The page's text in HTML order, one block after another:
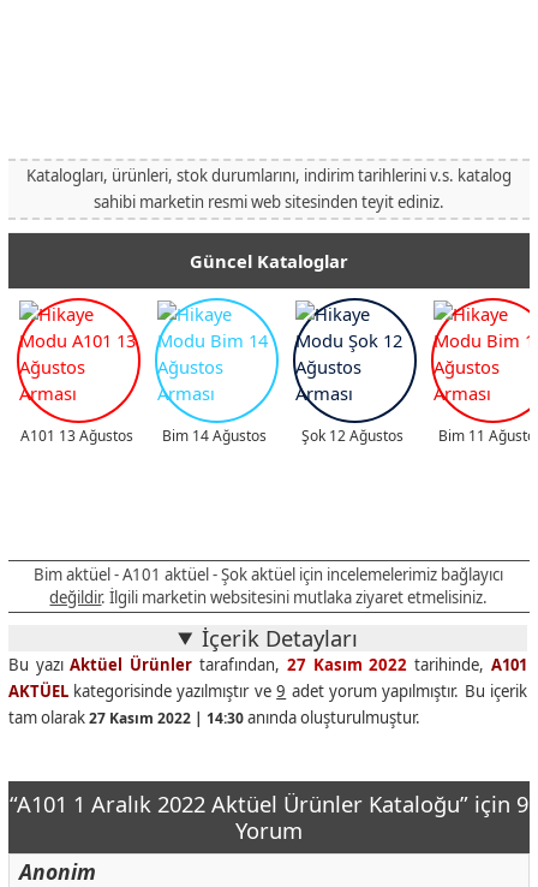
Katalogları, ürünleri, stok durumlarını, indirim tarihlerini v.s. katalog
sahibi marketin resmi web sitesinden teyit ediniz.
Güncel Kataloglar
A101 13 Ağustos Bim 14 Ağustos Şok 12 Ağustos Bim 11
Bim aktüel - A101 aktüel - Şok aktüel için incelemelerimiz bağlayıcı
değildir. İlgili marketin websitesini mutlaka ziyaret etmelisiniz.
İçerik Detayları
Bu yazıAktüel Ürünler tarafından, 27 Kasım 2022 tarihinde,A101
AKTÜELkategorisinde yazılmıştır ve9 adet yorum yapılmıştır. Bu içerik
tam olarak27 Kasım 2022 | 14:30anında oluşturulmuştur.
“A101 1 Aralık 2022 Aktüel Ürünler Kataloğu” için 9
Yorum
Anonim